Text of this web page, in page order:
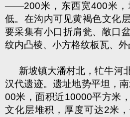
——200米，东西宽400米
低。在沟内可见黄褐色文化
要采集有小口折肩瓮、敞口
纹内凸棱、小方格纹板瓦、外
新坡镇大潘村北，牤牛河
汉代遗迹。遗址地势平坦，
00米，面积近10000平方米
文化层堆积，厚度可达2米